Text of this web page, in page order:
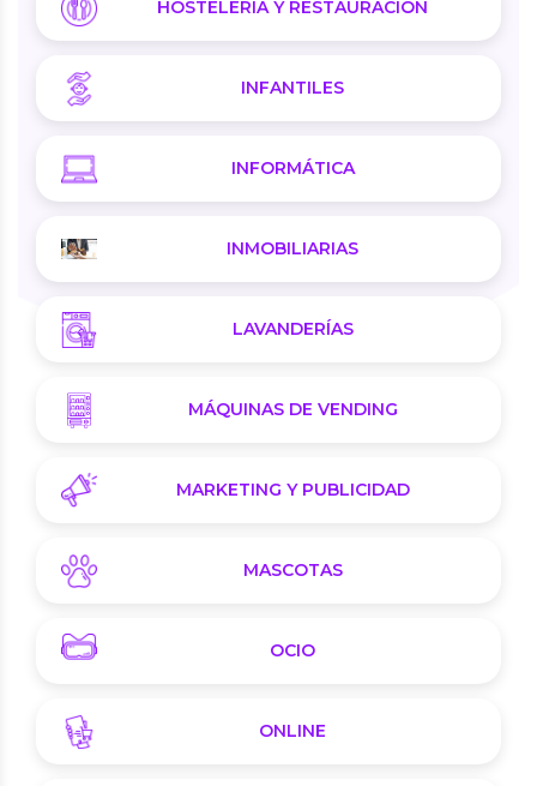
HOSTELERÍA Y RESTAURACIÓN
INFANTILES
INFORMÁTICA
INMOBILIARIAS
LAVANDERÍAS
MÁQUINAS DE VENDING
MARKETING Y PUBLICIDAD
MASCOTAS
OCIO
ONLINE